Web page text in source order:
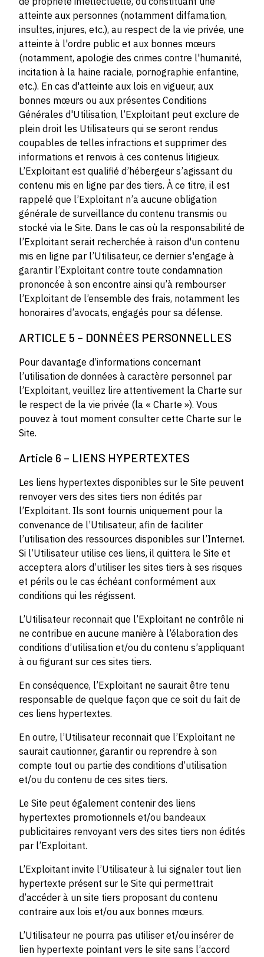
atteinte aux personnes (notamment diffamation,
insultes, injures, etc.), au respect de la vie privée, une
atteinte à l'ordre public et aux bonnes mœurs
(notamment, apologie des crimes contre l'humanité,
incitation à la haine raciale, pornographie enfantine,
etc.). En cas d'atteinte aux lois en vigueur, aux
bonnes mœurs ou aux présentes Conditions
Générales d'Utilisation, l’Exploitant peut exclure de
plein droit les Utilisateurs qui se seront rendus
coupables de telles infractions et supprimer des
informations et renvois à ces contenus litigieux.
L’Exploitant est qualifié d’hébergeur s’agissant du
contenu mis en ligne par des tiers. À ce titre, il est
rappelé que l’Exploitant n’a aucune obligation
générale de surveillance du contenu transmis ou
stocké via le Site. Dans le cas où la responsabilité de
l’Exploitant serait recherchée à raison d'un contenu
mis en ligne par l’Utilisateur, ce dernier s'engage à
garantir l’Exploitant contre toute condamnation
prononcée à son encontre ainsi qu’à rembourser
l’Exploitant de l’ensemble des frais, notamment les
honoraires d’avocats, engagés pour sa défense.
ARTICLE 5 – DONNÉES PERSONNELLES
Pour davantage d’informations concernant
l’utilisation de données à caractère personnel par
l’Exploitant, veuillez lire attentivement la Charte sur
le respect de la vie privée (la « Charte »). Vous
pouvez à tout moment consulter cette Charte sur le
Site.
Article 6 – LIENS HYPERTEXTES
Les liens hypertextes disponibles sur le Site peuvent
renvoyer vers des sites tiers non édités par
l’Exploitant. Ils sont fournis uniquement pour la
convenance de l’Utilisateur, afin de faciliter
l’utilisation des ressources disponibles sur l’Internet.
Si l’Utilisateur utilise ces liens, il quittera le Site et
acceptera alors d’utiliser les sites tiers à ses risques
et périls ou le cas échéant conformément aux
conditions qui les régissent.
L’Utilisateur reconnait que l’Exploitant ne contrôle ni
ne contribue en aucune manière à l’élaboration des
conditions d’utilisation et/ou du contenu s’appliquant
à ou figurant sur ces sites tiers.
En conséquence, l’Exploitant ne saurait être tenu
responsable de quelque façon que ce soit du fait de
ces liens hypertextes.
En outre, l’Utilisateur reconnait que l’Exploitant ne
saurait cautionner, garantir ou reprendre à son
compte tout ou partie des conditions d’utilisation
et/ou du contenu de ces sites tiers.
Le Site peut également contenir des liens
hypertextes promotionnels et/ou bandeaux
publicitaires renvoyant vers des sites tiers non édités
par l’Exploitant.
L’Exploitant invite l’Utilisateur à lui signaler tout lien
hypertexte présent sur le Site qui permettrait
d’accéder à un site tiers proposant du contenu
contraire aux lois et/ou aux bonnes mœurs.
L’Utilisateur ne pourra pas utiliser et/ou insérer de
lien hypertexte pointant vers le site sans l’accord